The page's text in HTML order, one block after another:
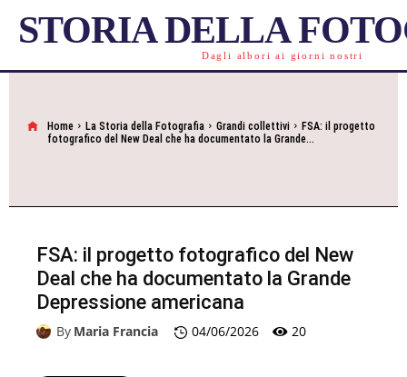
STORIA DELLA
Dagli albori ai giorni nostri
Home La Storia della Fotografia Grandi collettivi
FSA: il progetto
fotografico del New Deal che ha documentato la Grande...
FSA: il progetto fotografico del New
Deal che ha documentato la Grande
Depressione americana
By Maria Francia 04/06/2026 20